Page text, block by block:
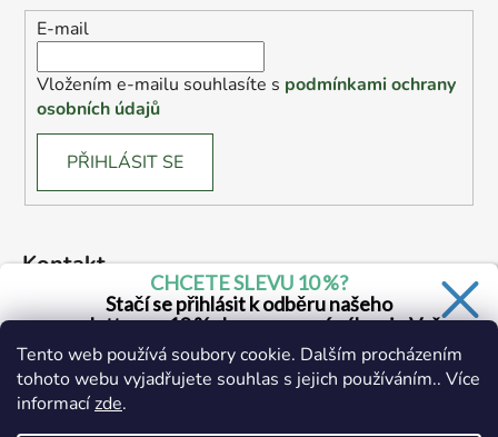
Tento web používá soubory cookie. Dalším procházením
tohoto webu vyjadřujete souhlas s jejich používáním.. Více
informacízde.
E-mail
Vložením e-mailu souhlasíte s podmínkami ochrany
osobních údajů
PŘIHLÁSIT SE
Kontakt
marketing@drogerie.cz
+420 734 671 390 (všední dny 6:00 - 14:30)
CHCETE SLEVU 10 %?
Stačí se přihlásit k odběru našeho
newsletteru a 10 % sleva na první nákup je Vaše.